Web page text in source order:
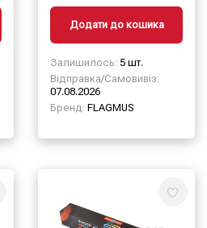
Додати до кошика
Залишилось: 5 шт.
Відправка/Самовивіз:
07.08.2026
Бренд: FLAGMUS